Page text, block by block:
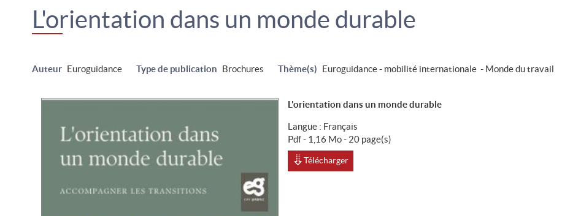
L'orientation dans un monde durable
Auteur Euroguidance Type de publication Brochures Thème(s) Euroguidance - mobilité internationale - Monde du travail
L'orientation dans un monde durable
Langue : Français
Pdf - 1,16 Mo - 20 page(s)
Télécharger